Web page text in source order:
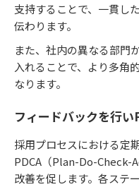
支持することで、一貫し
伝わります。
また、社内の異なる部門
入れることで、より多角
なります。
フィードバックを行い
採用プロセスにおける定
PDCA（Plan-Do-Check-
改善を促します。各ステ